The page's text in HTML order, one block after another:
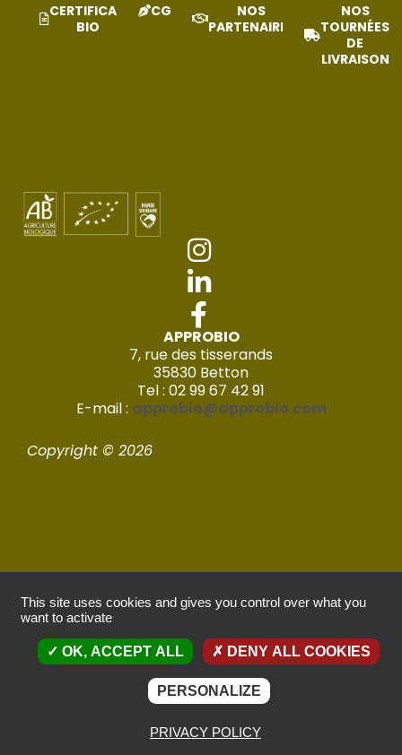
CERTIFICAT
BIO
CGV
NOS
PARTENAIRES
NOS
TOURNÉES
DE
LIVRAISON
APPROBIO
7, rue des tisserands
35830 Betton
Tel : 02 99 67 42 91
E-mail : approbio@approbio.com
Copyright © 2026
Mentions légales
Politique de confidentialité
Réalisé par Imagic – 2022
This site uses cookies and gives you control over what you
want to activate
OK, ACCEPT ALL DENY ALL COOKIES
PERSONALIZE
PRIVACY POLICY